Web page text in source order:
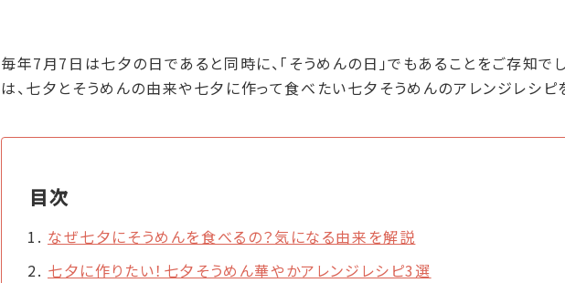
毎年7月7日は七夕の日であると同時に、「そうめんの日」でもあることをご存知で
は、七夕とそうめんの由来や七夕に作って食べたい七夕そうめんのアレンジレシピ
目次
なぜ七夕にそうめんを食べるの？気になる由来を解説
七夕に作りたい！七夕そうめん華やかアレンジレシピ3選